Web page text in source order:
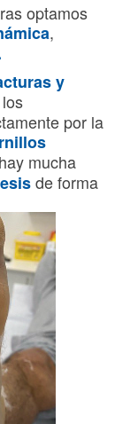
optamos
,
y
por la
mucha
de forma